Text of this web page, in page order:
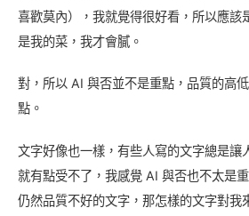
喜歡莫內），我就覺得很好看，所以應該
是我的菜，我才會膩。
對，所以 AI 與否並不是重點，品質的高
點。
文字好像也一樣，有些人寫的文字總是讓
就有點受不了，我感覺 AI 與否也不太是
仍然品質不好的文字，那怎樣的文字對我